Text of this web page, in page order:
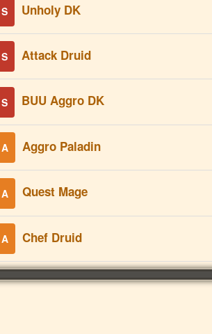
Unholy DK
Attack Druid
BUU Aggro DK
Aggro Paladin
Quest Mage
Chef Druid